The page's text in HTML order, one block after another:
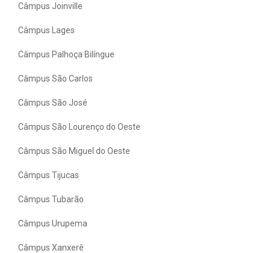
Câmpus Joinville
Câmpus Lages
Câmpus Palhoça Bilíngue
Câmpus São Carlos
Câmpus São José
Câmpus São Lourenço do Oeste
Câmpus São Miguel do Oeste
Câmpus Tijucas
Câmpus Tubarão
Câmpus Urupema
Câmpus Xanxerê